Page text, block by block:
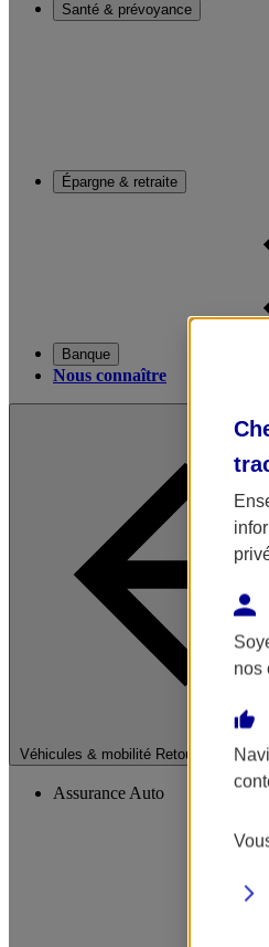
Santé & prévoyance
Épargne & retraite
Banque
Nous connaître
Véhicules & mobilité Retour à la
Assurance Auto
nos